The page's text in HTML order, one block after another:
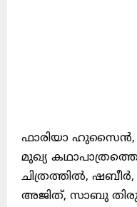
ഫാരിയാ ഹുസൈൻ,
മുഖ്യ
ചിത്രത്തിൽ,
അജിത്, സാബു